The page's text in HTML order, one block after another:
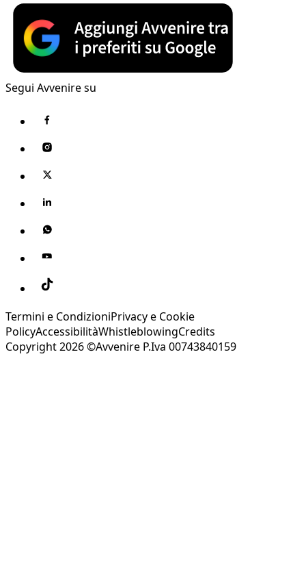
Segui Avvenire su
Termini e CondizioniPrivacy e Cookie
PolicyAccessibilitàWhistleblowingCredits
Copyright 2026 ©Avvenire P.Iva 00743840159